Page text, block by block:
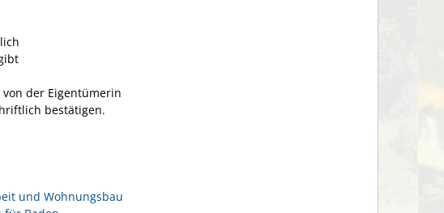
der Eigentümerin
bestätigen.
und Wohnungsbau